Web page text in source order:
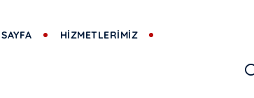
HİZMETLERİMİZ